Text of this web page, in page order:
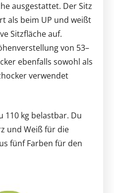
ausgestattet. Der Sitz
als beim UP und weißt
Sitzfläche auf.
von 53–
ebenfalls sowohl als
verwendet
110 kg belastbar. Du
und Weiß für die
fünf Farben für den